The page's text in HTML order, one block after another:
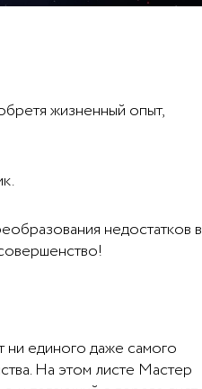
жизненный опыт,
недостатков в
ни единого даже самого
На этом листе Мастер